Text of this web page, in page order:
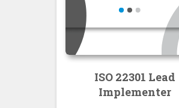
ISO 22301 Lead
Implementer